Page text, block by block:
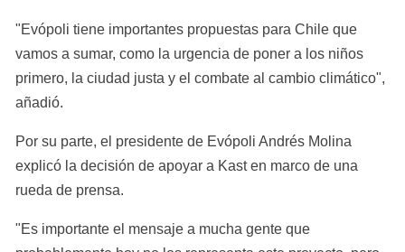
"Evópoli tiene importantes propuestas para Chile que
vamos a sumar, como la urgencia de poner a los niños
primero, la ciudad justa y el combate al cambio climático",
añadió.
Por su parte, el presidente de Evópoli Andrés Molina
explicó la decisión de apoyar a Kast en marco de una
rueda de prensa.
"Es importante el mensaje a mucha gente que